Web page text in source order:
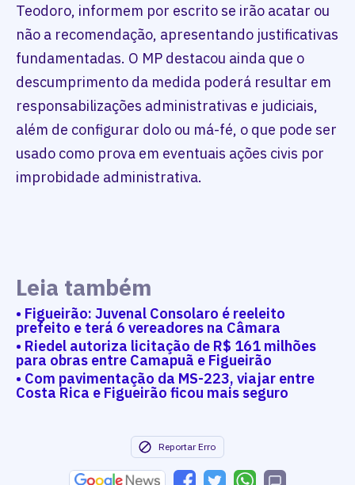
Teodoro, informem por escrito se irão acatar ou
não a recomendação, apresentando justificativas
fundamentadas. O MP destacou ainda que o
descumprimento da medida poderá resultar em
responsabilizações administrativas e judiciais,
além de configurar dolo ou má-fé, o que pode ser
usado como prova em eventuais ações civis por
improbidade administrativa.
Leia também
• Figueirão: Juvenal Consolaro é reeleito
prefeito e terá 6 vereadores na Câmara
• Riedel autoriza licitação de R$ 161 milhões
para obras entre Camapuã e Figueirão
• Com pavimentação da MS-223, viajar entre
Costa Rica e Figueirão ficou mais seguro
Reportar Erro